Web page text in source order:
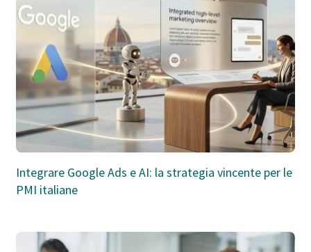
Integrare Google Ads e AI: la strategia vincente per le
PMI italiane